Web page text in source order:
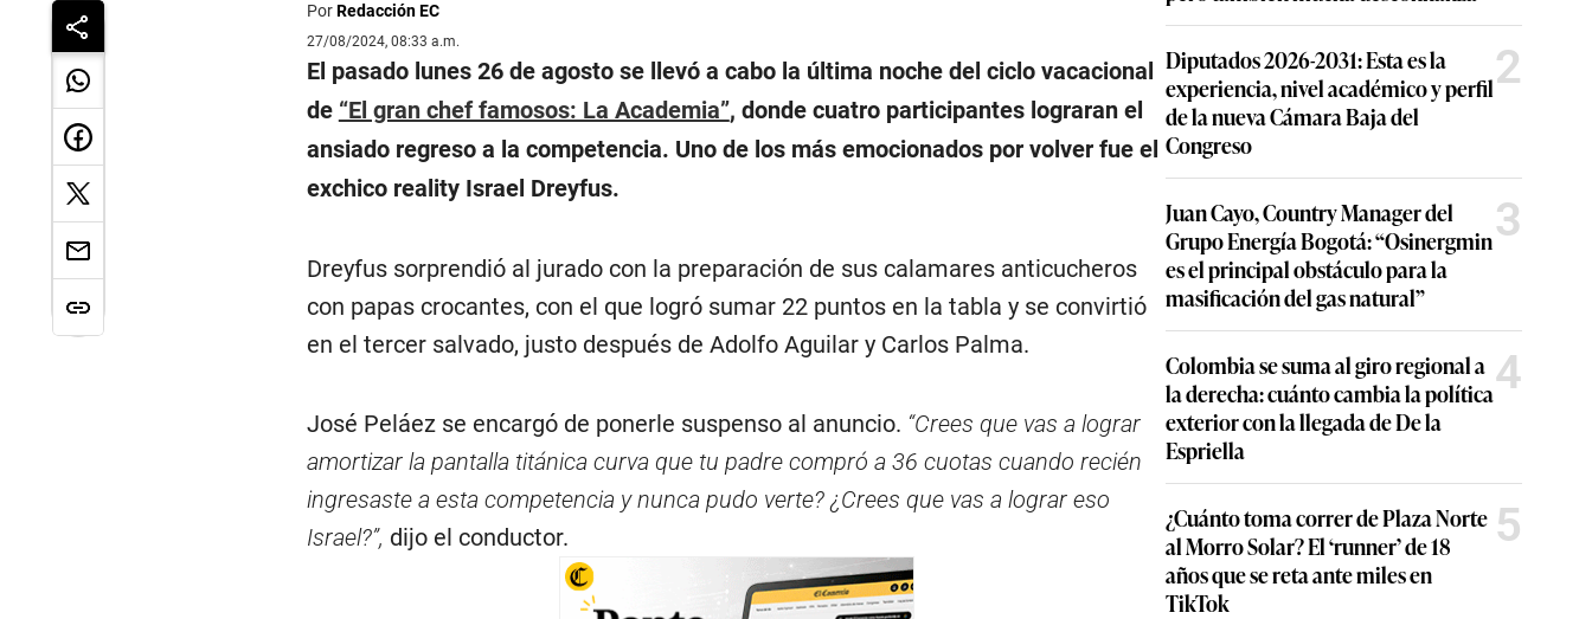
PorRedacción EC
27/08/2024, 08:33 a.m.
El pasado lunes 26 de agosto se llevó a cabo la última noche del ciclo vacacional
de “El gran chef famosos: La Academia”, donde cuatro participantes lograran el
ansiado regreso a la competencia. Uno de los más emocionados por volver fue el
exchico reality Israel Dreyfus.
Dreyfus sorprendió al jurado con la preparación de sus calamares anticucheros
con papas crocantes, con el que logró sumar 22 puntos en la tabla y se convirtió
en el tercer salvado, justo después de Adolfo Aguilar y Carlos Palma.
José Peláez se encargó de ponerle suspenso al anuncio. “Crees que vas a lograr
amortizar la pantalla titánica curva que tu padre compró a 36 cuotas cuando recién
ingresaste a esta competencia y nunca pudo verte? ¿Crees que vas a lograr eso
Israel?”, dijo el conductor.
Diputados 2026-2031: Esta es la
experiencia, nivel académico y perfil
de la nueva Cámara Baja del
Congreso
2
Juan Cayo, Country Manager del
Grupo Energía Bogotá: “Osinergmin
es el principal obstáculo para la
masificación del gas natural”
3
Colombia se suma al giro regional a
la derecha: cuánto cambia la política
exterior con la llegada de De la
Espriella
4
¿Cuánto toma correr de Plaza Norte
al Morro Solar? El ‘runner’ de 18
años que se reta ante miles en
TikTok
5